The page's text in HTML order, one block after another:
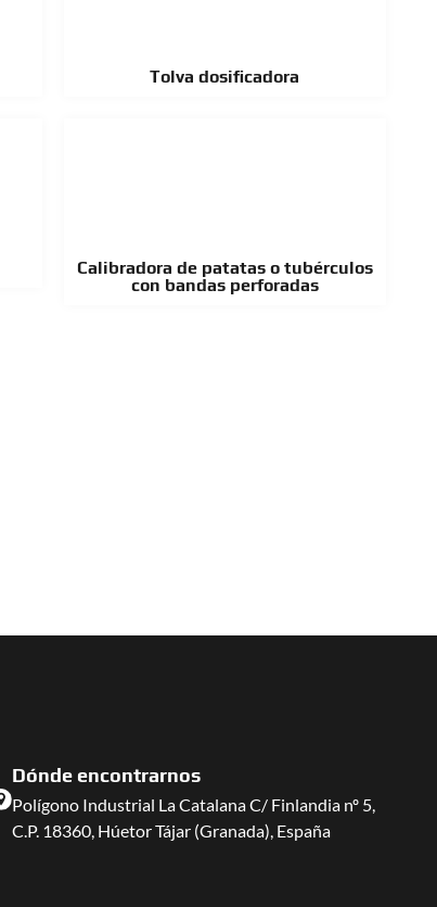
Tolva dosificadora
Calibradora de patatas o tubérculos
con bandas perforadas
Dónde encontrarnos
Polígono Industrial La Catalana C/ Finlandia nº 5,
C.P. 18360, Húetor Tájar (Granada), España